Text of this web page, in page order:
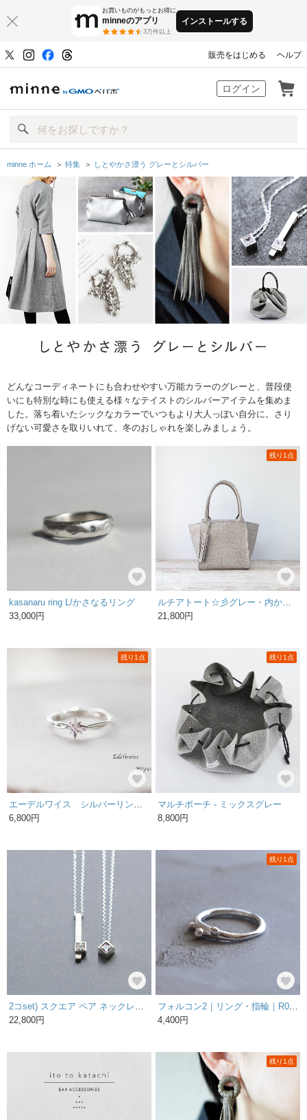
お買いものがもっとお得に
minneのアプリ
3万件以上
インストールする
販売をはじめる ヘルプ
ログイン
minne ホーム ＞ 特集 ＞ しとやかさ漂う グレーとシルバー
どんなコーディネートにも合わせやすい万能カラーのグレーと、普段使
いにも特別な時にも使える様々なテイストのシルバーアイテムを集めま
した。落ち着いたシックなカラーでいつもより大人っぽい自分に。さり
げない可愛さを取りいれて、冬のおしゃれを楽しみましょう。
kasanaru ring L/かさなるリング
33,000円
残り1点
21,800円
残り1点
6,800円
残り1点
マルチポーチ - ミックスグレー
8,800円
22,800円
残り1点
4,400円
残り1点